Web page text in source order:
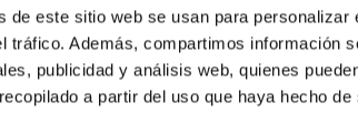
de este sitio web se usan para
tráfico. Además, compartimos información
publicidad y análisis web, quienes
a partir del uso que haya hecho
de tiempo) pueden aumentar, según este
que tiene que ver con el sueño.
una asociación positiva y
a la luz. En estudios posteriores, los
de próstata si duermen en